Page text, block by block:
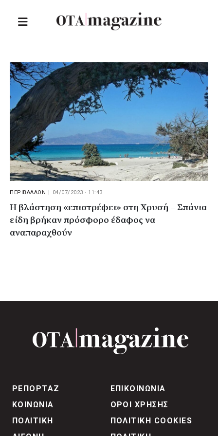
ΠΕΡΙΒΑΛΛΟΝ 04/07/2023 · 11:43
Η βλάστηση «επιστρέφει» στη Χρυσή – Σπάνια
είδη βρήκαν πρόσφορο έδαφος να
αναπαραχθούν
ΡΕΠΟΡΤΑΖ
ΚΟΙΝΩΝΙΑ
ΠΟΛΙΤΙΚΗ
ΕΠΙΚΟΙΝΩΝΙΑ
ΟΡΟΙ ΧΡΗΣΗΣ
ΠΟΛΙΤΙΚΗ COOKIES